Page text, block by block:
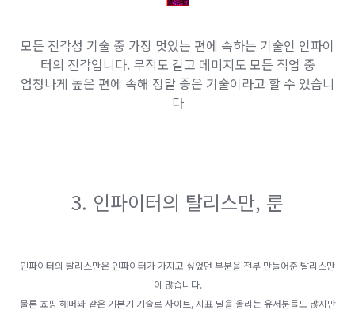
모든 진각성 기술 중 가장 멋있는 편에 속하는 기술인 인파이
터의 진각입니다. 무적도 길고 데미지도 모든 직업 중
엄청나게 높은 편에 속해 정말 좋은 기술이라고 할 수 있습니
다
​3. 인파이터의 탈리스만, 룬
​인파이터의 탈리스만은 인파이터가 가지고 싶었던 부분을 전부 만들어준 탈리스만
이 많습니다.
물론 쵸핑 해머와 같은 기본기 기술로 사이트, 지표 딜을 올리는 유저분들도 많지만